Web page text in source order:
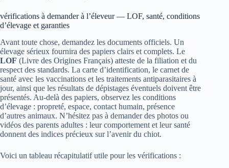
vérifications à demander à l’éleveur — LOF, santé, conditions
d’élevage et garanties
Avant toute chose, demandez les documents officiels. Un
élevage sérieux fournira des papiers clairs et complets. Le
LOF (Livre des Origines Français) atteste de la filiation et du
respect des standards. La carte d’identification, le carnet de
santé avec les vaccinations et les traitements antiparasitaires à
jour, ainsi que les résultats de dépistages éventuels doivent être
présentés. Au-delà des papiers, observez les conditions
d’élevage : propreté, espace, contact humain, présence
d’autres animaux. N’hésitez pas à demander des photos ou
vidéos des parents adultes : leur comportement et leur santé
donnent des indices précieux sur l’avenir du chiot.
Voici un tableau récapitulatif utile pour les vérifications :